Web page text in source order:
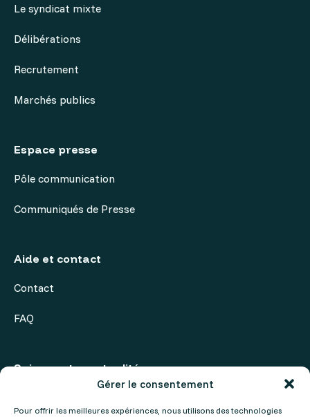
Gérer le consentement
Pour offrir les meilleures expériences, nous utilisons des technologies
Le syndicat mixte
Délibérations
Recrutement
Marchés publics
Espace presse
Pôle communication
Communiqués de Presse
Aide et contact
Contact
FAQ
Suivez notre actualité